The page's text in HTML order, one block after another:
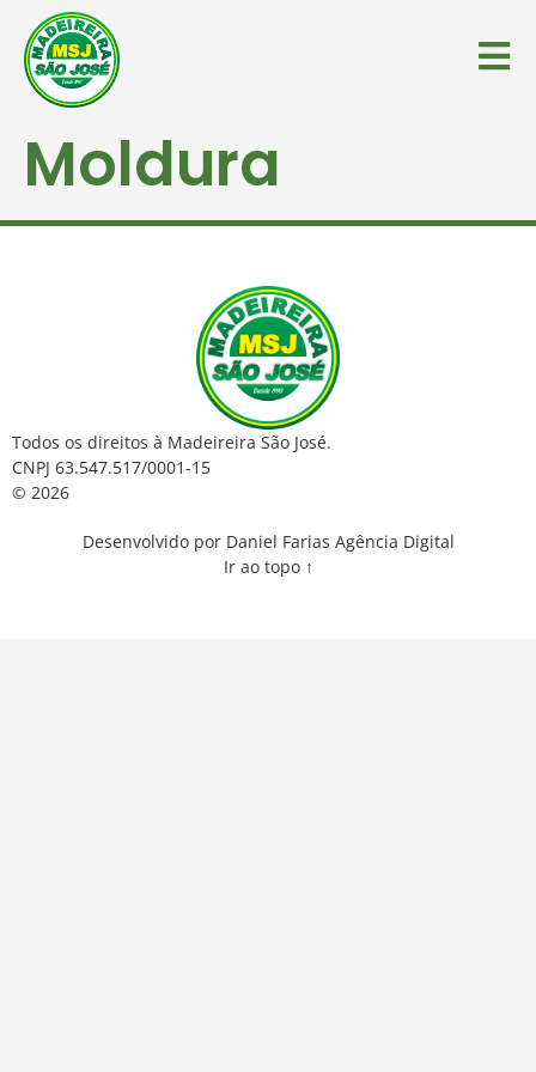
Moldura
Todos os direitos à Madeireira São José.
CNPJ 63.547.517/0001-15
© 2026
Desenvolvido por Daniel Farias Agência Digital
Ir ao topo ↑